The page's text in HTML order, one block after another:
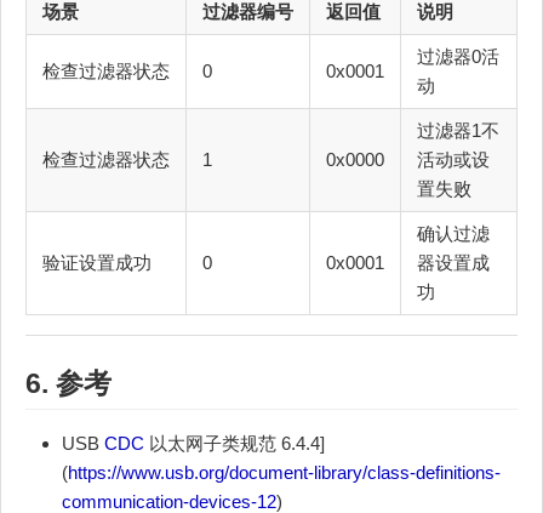
场景 过滤器编号 返回值 说明
检查过滤器状态 0 0x0001
过滤器0活
动
检查过滤器状态 1 0x0000
过滤器1不
活动或设
置失败
验证设置成功 0 0x0001
确认过滤
器设置成
功
6. 参考
USB CDC 以太网子类规范 6.4.4]
(https://www.usb.org/document-library/class-definitions-
communication-devices-12)